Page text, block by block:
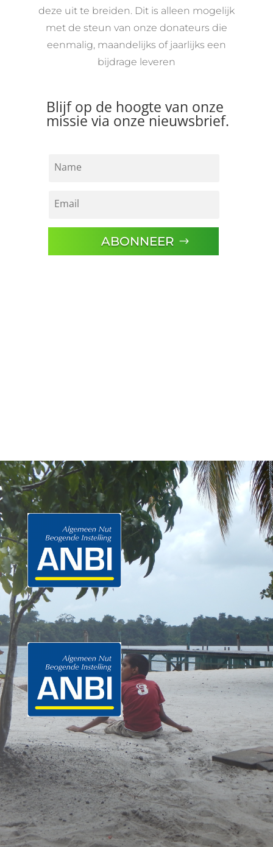
deze uit te breiden. Dit is alleen mogelijk
met de steun van onze donateurs die
eenmalig, maandelijks of jaarlijks een
bijdrage leveren
Blijf op de hoogte van onze
missie via onze nieuwsbrief.
ABONNEER
anbi logo
anbi logo